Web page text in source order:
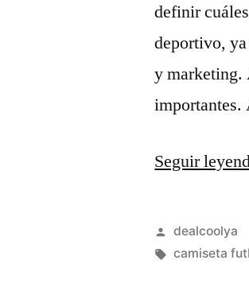
definir
deportivo,
y marketing.
Seguir
Publicado
por
dealcoolya
Etiquetas:
camiseta